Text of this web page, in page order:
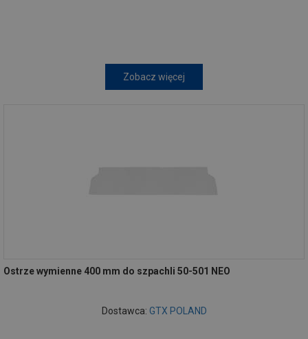
Zobacz więcej
Ostrze wymienne 400 mm do szpachli 50-501 NEO
Dostawca: GTX POLAND